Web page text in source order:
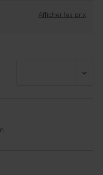
Afficher les prix